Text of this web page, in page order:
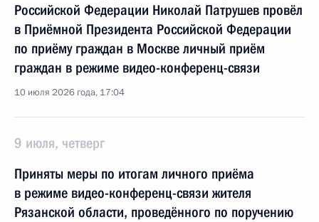
Российской Федерации Николай Патрушев провёл
в Приёмной Президента Российской Федерации
по приёму граждан в Москве личный приём
граждан в режиме видео-конференц-связи
10 июля 2026 года, 17:04
9 июля, четверг
Приняты меры по итогам личного приёма
в режиме видео-конференц-связи жителя
Рязанской области, проведённого по поручению